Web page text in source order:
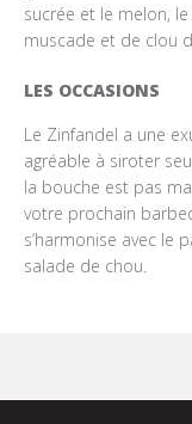
sucrée et le melon,
muscade et de clou
LES OCCASIONS
Le Zinfandel a une
agréable à siroter
la bouche est pas
votre prochain
s’harmonise avec le
salade de chou.